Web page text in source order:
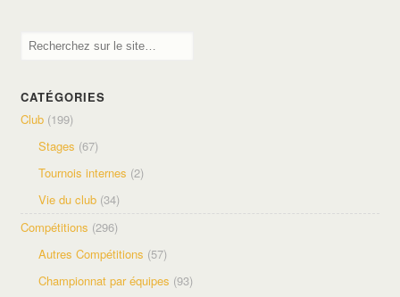
CATÉGORIES
Club (199)
Stages (67)
Tournois internes (2)
Vie du club (34)
Compétitions (296)
Autres Compétitions (57)
Championnat par équipes (93)